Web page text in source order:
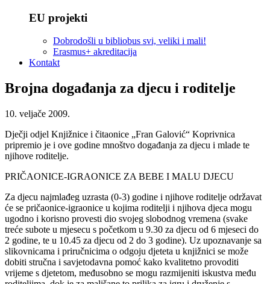
EU projekti
Dobrodošli u bibliobus svi, veliki i mali!
Erasmus+ akreditacija
Kontakt
Brojna događanja za djecu i roditelje
10. veljače 2009.
Dječji odjel Knjižnice i čitaonice „Fran Galović“ Koprivnica
pripremio je i ove godine mnoštvo događanja za djecu i mlade te
njihove roditelje.
PRIČAONICE-IGRAONICE ZA BEBE I MALU DJECU
Za djecu najmlađeg uzrasta (0-3) godine i njihove roditelje održavat
će se pričaonice-igraonice u kojima roditelji i njihova djeca mogu
ugodno i korisno provesti dio svojeg slobodnog vremena (svake
treće subote u mjesecu s početkom u 9.30 za djecu od 6 mjeseci do
2 godine, te u 10.45 za djecu od 2 do 3 godine). Uz upoznavanje sa
slikovnicama i priručnicima o odgoju djeteta u knjižnici se može
dobiti stručna i savjetodavna pomoć kako kvalitetno provoditi
vrijeme s djetetom, međusobno se mogu razmijeniti iskustva među